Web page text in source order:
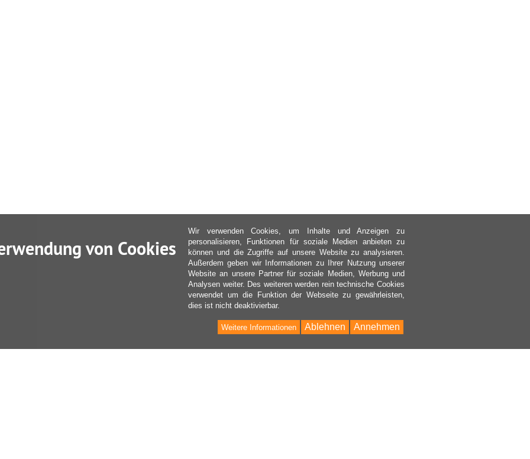
von Cookies
Wir verwenden Cookies, um Inhalte und Anzeigen zu
personalisieren, Funktionen für soziale Medien anbieten zu
können und die Zugriffe auf unsere Website zu analysieren.
Außerdem geben wir Informationen zu Ihrer Nutzung unserer
Website an unsere Partner für soziale Medien, Werbung und
Analysen weiter. Des weiteren werden rein technische Cookies
verwendet um die Funktion der Webseite zu gewährleisten,
dies ist nicht deaktivierbar.
Annehmen
Ablehnen
Weitere Informationen